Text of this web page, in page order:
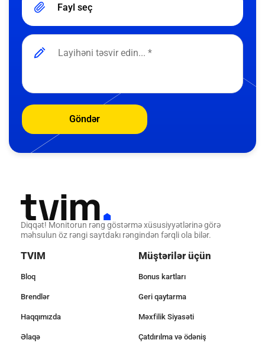
Fayl seç
Göndər
Diqqət! Monitorun rəng göstərmə xüsusiyyətlərinə görə
məhsulun öz rəngi saytdakı rəngindən fərqli ola bilər.
TVIM
Bloq
Brendlər
Haqqımızda
Əlaqə
Müştərilər üçün
Bonus kartları
Geri qaytarma
Məxfilik Siyasəti
Çatdırılma və ödəniş